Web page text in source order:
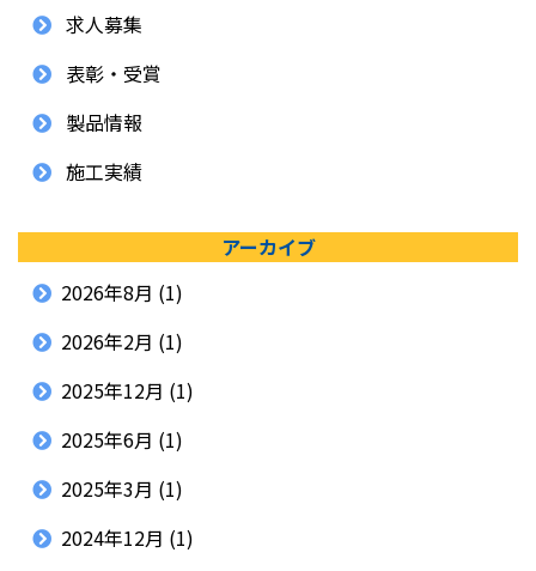
求人募集
表彰・受賞
製品情報
施工実績
アーカイブ
2026年8月 (1)
2026年2月 (1)
2025年12月 (1)
2025年6月 (1)
2025年3月 (1)
2024年12月 (1)